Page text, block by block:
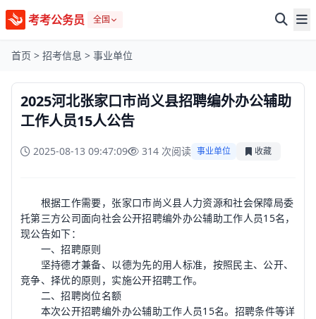
考考公务员 全国
首页 > 招考信息 > 事业单位
2025河北张家口市尚义县招聘编外办公辅助
工作人员15人公告
2025-08-13 09:47:09 314 次阅读 事业单位 收藏
根据工作需要，张家口市尚义县人力资源和社会保障局委
托第三方公司面向社会公开招聘编外办公辅助工作人员15名，
现公告如下：
一、招聘原则
坚持德才兼备、以德为先的用人标准，按照民主、公开、
竞争、择优的原则，实施公开招聘工作。
二、招聘岗位名额
本次公开招聘编外办公辅助工作人员15名。招聘条件等详